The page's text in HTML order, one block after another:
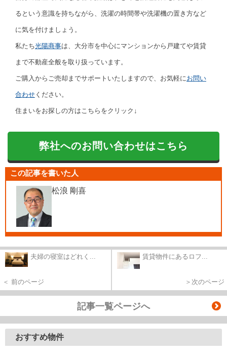
るという意識を持ちながら、洗濯の時間帯や洗濯機の置き方など
に気を付けましょう。
私たち光陽商事は、大分市を中心にマンションから戸建てや賃貸
まで不動産全般を取り扱っています。
ご購入からご売却までサポートいたしますので、お気軽にお問い
合わせ ください。
住まいをお探しの方はこちらをクリック↓
弊社へのお問い合わせはこちら
この記事を書いた人
松浪 剛喜
夫婦の寝室はどれく...
＜ 前のページ
賃貸物件にあるロフ...
＞次のページ
記事一覧ページへ
おすすめ物件